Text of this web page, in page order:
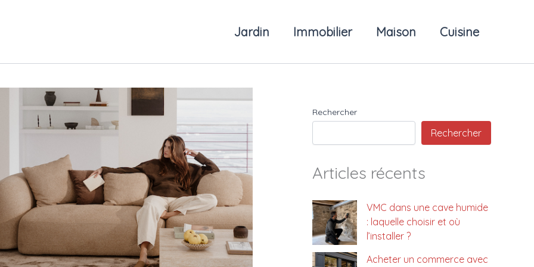
Jardin Immobilier Maison Cuisine
Rechercher
Rechercher
Articles récents
VMC dans une cave humide
: laquelle choisir et où
l’installer ?
Acheter un commerce avec